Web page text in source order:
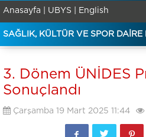
Anasayfa | UBYS | English
SAĞLIK, KÜLTÜR VE SPOR DAİRE
3. Dönem ÜNİDES
Sonuçlandı
Çarşamba 19 Mart 2025 11:44